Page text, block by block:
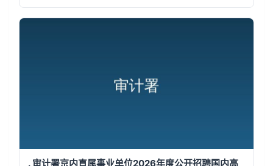
. 审计署京内直属事业单位2026年度公开招聘国内高